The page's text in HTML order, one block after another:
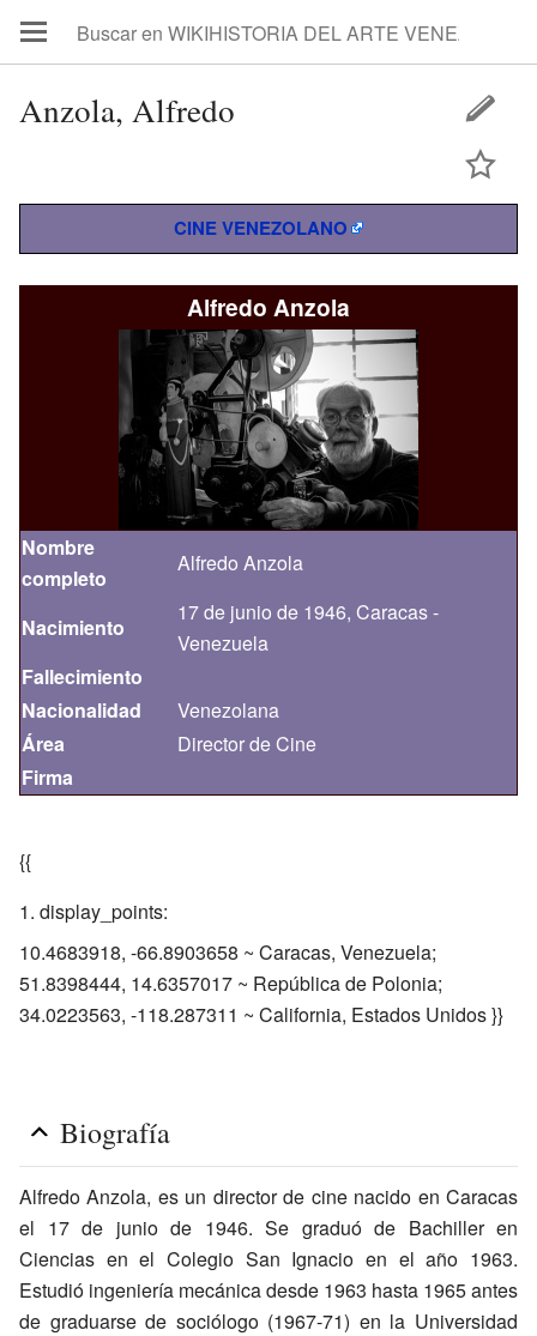
Anzola, Alfredo
CINE VENEZOLANO
Alfredo Anzola
Nombre
completo
Alfredo Anzola
Nacimiento
17 de junio de 1946, Caracas -
Venezuela
Fallecimiento
Nacionalidad
Venezolana
Área
Director de Cine
Firma
{{
display_points:
10.4683918, -66.8903658 ~ Caracas, Venezuela;
51.8398444, 14.6357017 ~ República de Polonia;
34.0223563, -118.287311 ~ California, Estados Unidos }}
Biografía
Alfredo Anzola, es un director de cine nacido en Caracas
el 17 de junio de 1946. Se graduó de Bachiller en
Ciencias en el Colegio San Ignacio en el año 1963.
Estudió ingeniería mecánica desde 1963 hasta 1965 antes
de graduarse de sociólogo (1967-71) en la Universidad